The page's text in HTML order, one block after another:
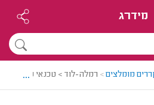
מידרג
מומלצים> רמלה-לוד > טכנאי מקררים
...